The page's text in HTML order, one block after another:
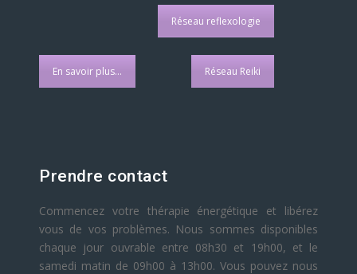
En savoir plus...
Réseau reflexologie
Réseau Reiki
Prendre contact
Commencez votre thérapie énergétique et libérez
vous de vos problèmes. Nous sommes disponibles
chaque jour ouvrable entre 08h30 et 19h00, et le
samedi matin de 09h00 à 13h00. Vous pouvez nous